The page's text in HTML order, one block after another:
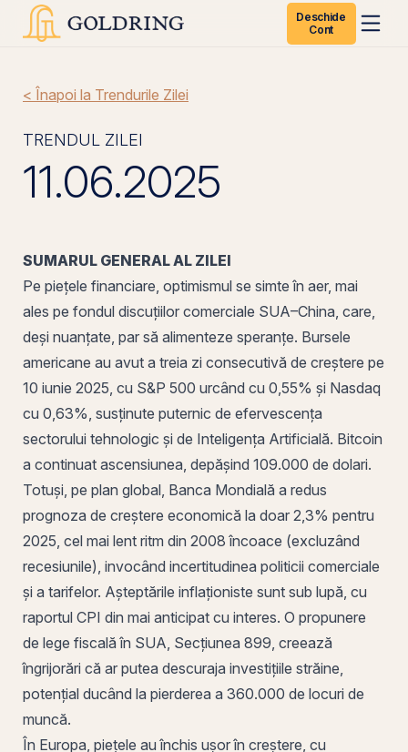
Deschide
Cont
< Înapoi la Trendurile Zilei
TRENDUL ZILEI
11.06.2025
SUMARUL GENERAL AL ZILEI
Pe piețele financiare, optimismul se simte în aer, mai
ales pe fondul discuțiilor comerciale SUA–China, care,
deși nuanțate, par să alimenteze speranțe. Bursele
americane au avut a treia zi consecutivă de creștere pe
10 iunie 2025, cu S&P 500 urcând cu 0,55% și Nasdaq
cu 0,63%, susținute puternic de efervescența
sectorului tehnologic și de Inteligența Artificială. Bitcoin
a continuat ascensiunea, depășind 109.000 de dolari.
Totuși, pe plan global, Banca Mondială a redus
prognoza de creștere economică la doar 2,3% pentru
2025, cel mai lent ritm din 2008 încoace (excluzând
recesiunile), invocând incertitudinea politicii comerciale
și a tarifelor. Așteptările inflaționiste sunt sub lupă, cu
raportul CPI din mai anticipat cu interes. O propunere
de lege fiscală în SUA, Secțiunea 899, creează
îngrijorări că ar putea descuraja investițiile străine,
potențial ducând la pierderea a 360.000 de locuri de
muncă.
În Europa, piețele au închis ușor în creștere, cu